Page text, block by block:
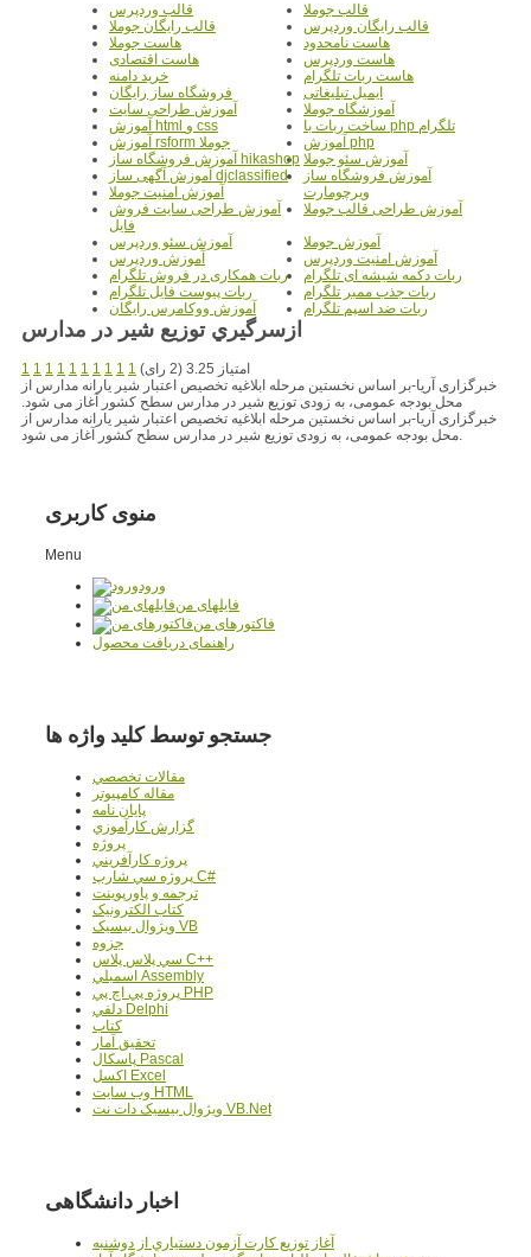
قالب جوملا
قالب وردپرس
قالب رایگان وردپرس
قالب رایگان جوملا
هاست نامحدود
هاست جوملا
هاست وردپرس
هاست اقتصادی
هاست ربات تلگرام
خرید دامنه
ایمیل تبلیغاتی
فروشگاه ساز رایگان
آموزشگاه جوملا
آموزش طراحی سایت
ساخت ربات با php تلگرام
آموزش html و css
آموزش php
آموزش rsform جوملا
آموزش سئو جوملا آموزش فروشگاه ساز hikashop
آموزش فروشگاه ساز
ویرچومارت
آموزش آگهی ساز djclassified
آموزش امنیت جوملا
آموزش طراحی قالب جوملا
آموزش طراحی سایت فروش
فایل
آموزش جوملا
آموزش سئو وردپرس
آموزش امنیت وردپرس
آموزش وردپرس
ربات دکمه شیشه ای تلگرام
ربات همکاری در فروش تلگرام
ربات جذب ممبر تلگرام
ربات پیوست فایل تلگرام
ربات ضد اسپم تلگرام
آموزش ووکامرس رایگان
ازسرگيري توزيع شير در مدارس
1 1 1 1 1 1 1 1 1 1
امتیاز 3.25 (2 رای)
خبرگزاری آریا-بر اساس نخستین مرحله ابلاغیه تخصیص اعتبار شیر یارانه مدارس از
محل بودجه عمومی، به زودی توزیع شیر در مدارس سطح کشور آغاز می شود.
خبرگزاری آریا-بر اساس نخستین مرحله ابلاغیه تخصیص اعتبار شیر یارانه مدارس از
محل بودجه عمومی، به زودی توزیع شیر در مدارس سطح کشور آغاز می شود.
منوی کاربری
Menu
ورود
فایلهای من
فاکتورهای من
راهنمای دریافت محصول
جستجو توسط کلید واژه ها
مقالات تخصصي
مقاله کامپیوتر
پایان نامه
گزارش کارآموزي
پروژه
پروژه کارآفريني
پروژه سي شارپ C#
ترجمه و پاورپوينت
کتاب الکترونيک
ويژوال بيسيک VB
جزوه
سي پلاس پلاس C++
اسمبلي Assembly
پروژه پي اچ پي PHP
دلفي Delphi
کتاب
تحقيق آمار
پاسکال Pascal
اکسل Excel
وب سايت HTML
ويژوال بيسيک دات نت VB.Net
اخبار دانشگاهی
آغاز توزيع کارت آزمون دستياري از دوشنبه